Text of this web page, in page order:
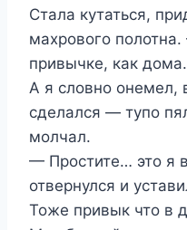
Стала кутаться,
махрового
привычке, как
А я словно онемел,
сделался — тупо
молчал.
— Простите… это я
отвернулся и
Тоже привык что в